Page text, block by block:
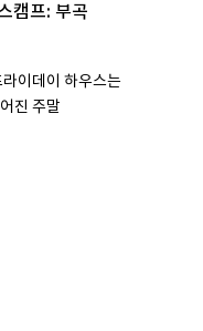
캠프: 부곡
이데이 하우스는
진 주말